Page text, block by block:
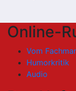
Online-
Vom
Humorkritik
Audio